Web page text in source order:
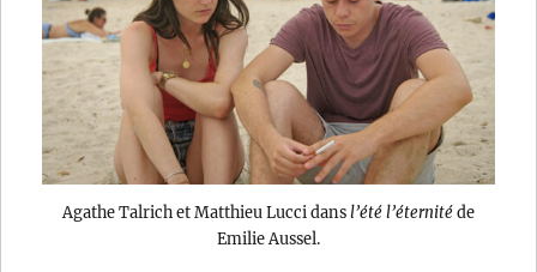
Agathe Talrich et Matthieu Lucci dansl’été l’éternitéde
Emilie Aussel.